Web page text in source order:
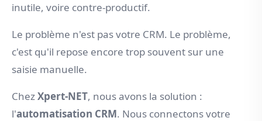
inutile, voire contre-productif.
Le problème n'est pas votre CRM. Le problème,
c'est qu'il repose encore trop souvent sur une
saisie manuelle.
ChezXpert-NET, nous avons la solution :
l'automatisation CRM. Nous connectons votre